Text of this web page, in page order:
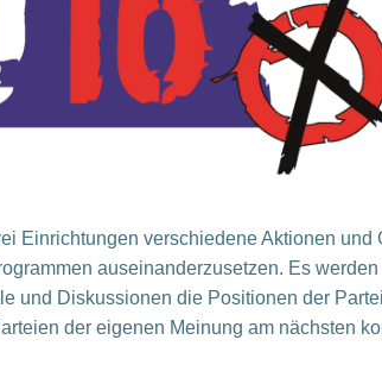
Einrichtungen verschiedene Aktionen
auseinanderzusetzen. Es
und Diskussionen die Positionen der
der eigenen Meinung am nächsten